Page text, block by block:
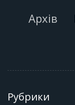
Архів
Рубрики